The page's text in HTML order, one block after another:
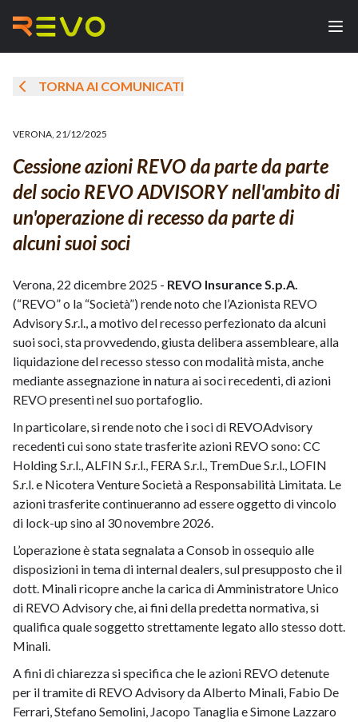
TORNA AI COMUNICATI
VERONA, 21/12/2025
Cessione azioni REVO da parte da parte
del socio REVO ADVISORY nell'ambito di
un'operazione di recesso da parte di
alcuni suoi soci
Verona, 22 dicembre 2025 - REVO Insurance S.p.A.
(“REVO” o la “Società”) rende noto che l’Azionista REVO
Advisory S.r.l., a motivo del recesso perfezionato da alcuni
suoi soci, sta provvedendo, giusta delibera assembleare, alla
liquidazione del recesso stesso con modalità mista, anche
mediante assegnazione in natura ai soci recedenti, di azioni
REVO presenti nel suo portafoglio.
In particolare, si rende noto che i soci di REVOAdvisory
recedenti cui sono state trasferite azioni REVO sono: CC
Holding S.r.l., ALFIN S.r.l., FERA S.r.l., TremDue S.r.l., LOFIN
S.r.l. e Nicotera Venture Società a Responsabilità Limitata. Le
azioni trasferite continueranno ad essere oggetto di vincolo
di lock-up sino al 30 novembre 2026.
L’operazione è stata segnalata a Consob in ossequio alle
disposizioni in tema di internal dealers, sul presupposto che il
dott. Minali ricopre anche la carica di Amministratore Unico
di REVO Advisory che, ai fini della predetta normativa, si
qualifica quale soggetto strettamente legato allo stesso dott.
Minali.
A fini di chiarezza si specifica che le azioni REVO detenute
per il tramite di REVO Advisory da Alberto Minali, Fabio De
Ferrari, Stefano Semolini, Jacopo Tanaglia e Simone Lazzaro